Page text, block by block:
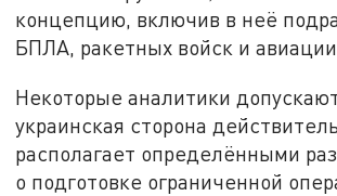
концепцию, включив в неё
БПЛА, ракетных войск и
Некоторые аналитики
украинская сторона
располагает определёнными
о подготовке ограниченной